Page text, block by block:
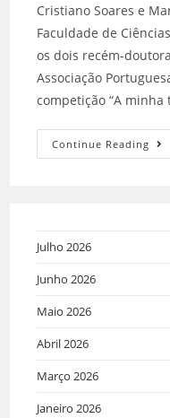
Cristiano Soares e
Faculdade de
os dois recém-
Associação
competição “A minha
Continue Reading
Julho 2026
Junho 2026
Maio 2026
Abril 2026
Março 2026
Janeiro 2026